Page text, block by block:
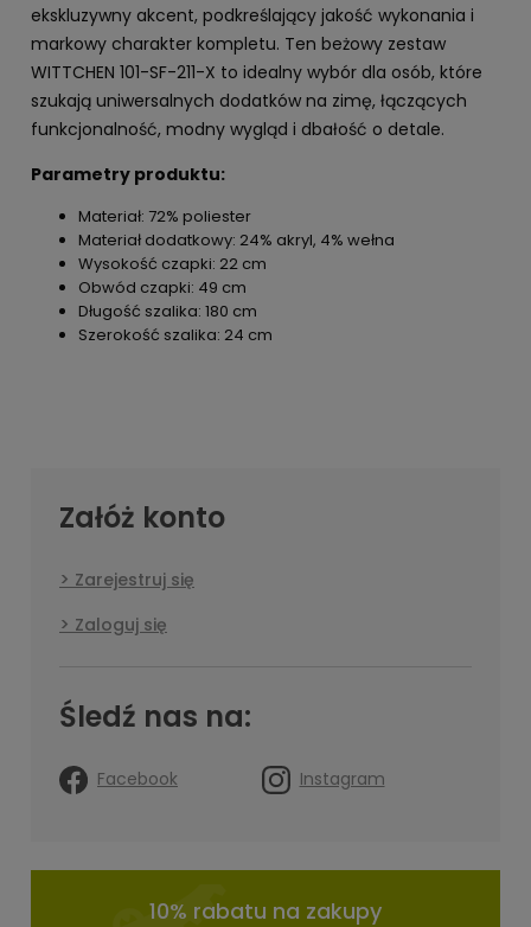
ekskluzywny akcent, podkreślający jakość wykonania i
markowy charakter kompletu. Ten beżowy zestaw
WITTCHEN 101-SF-211-X to idealny wybór dla osób, które
szukają uniwersalnych dodatków na zimę, łączących
funkcjonalność, modny wygląd i dbałość o detale.
Parametry produktu:
Materiał: 72% poliester
Materiał dodatkowy: 24% akryl, 4% wełna
Wysokość czapki: 22 cm
Obwód czapki: 49 cm
Długość szalika: 180 cm
Szerokość szalika: 24 cm
Załóż konto
Zarejestruj się
Zaloguj się
Śledź nas na:
Facebook Instagram
10% rabatu na zakupy